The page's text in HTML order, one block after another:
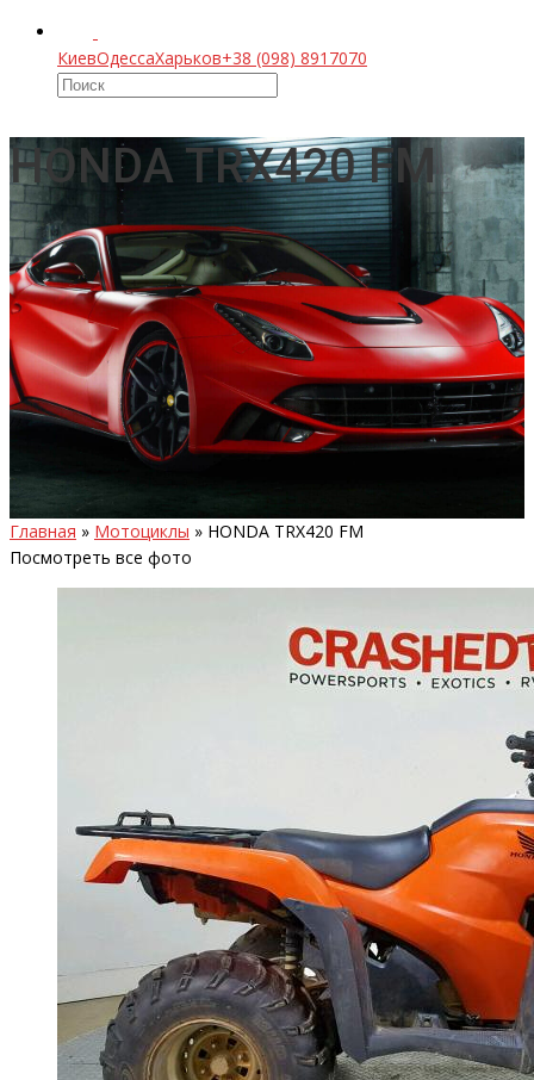
КиевОдессаХарьков+38 (098) 8917070
HONDA TRX420 FM
Главная » Мотоциклы » HONDA TRX420 FM
Посмотреть все фото